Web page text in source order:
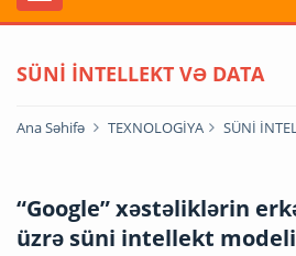
SÜNİ İNTELLEKT VƏ DATA
Ana Səhifə TEXNOLOGİYA SÜNİ
“Google” xəstəliklərin
üzrə süni intellekt modeli